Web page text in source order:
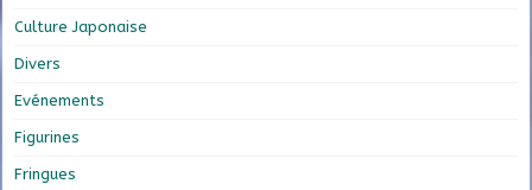
Culture Japonaise
Divers
Evénements
Figurines
Fringues